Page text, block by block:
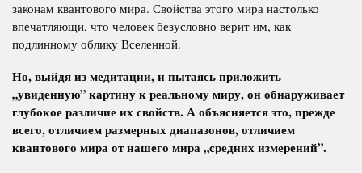
законам квантового мира. Свойства этого мира настолько
впечатляющи, что человек безусловно верит им, как
подлинному облику Вселенной.
Но, выйдя из медитации, и пытаясь приложить
„увиденную” картину к реальному миру, он обнаруживает
глубокое различие их свойств. А объясняется это, прежде
всего, отличием размерных диапазонов, отличием
квантового мира от нашего мира „средних измерений”.